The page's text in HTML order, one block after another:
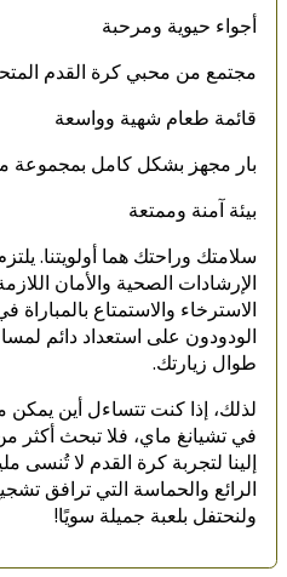
أجواء حيوية ومرحبة
مجتمع من محبي كرة القدم
قائمة طعام شهية وواسعة
بار مجهز بشكل كامل بمجموعة
بيئة آمنة وممتعة
سلامتك وراحتك هما أولويتنا.
الإرشادات الصحية والأمان
الاسترخاء والاستمتاع بالمباراة
الودودون على استعداد دائم
طوال زيارتك.
لذلك، إذا كنت تتساءل أين يمكن
في تشيانغ ماي، فلا تبحث أكثر
إلينا لتجربة كرة القدم لا تُنسى
الرائع والحماسة التي ترافق
ولنحتفل بلعبة جميلة سويًا!